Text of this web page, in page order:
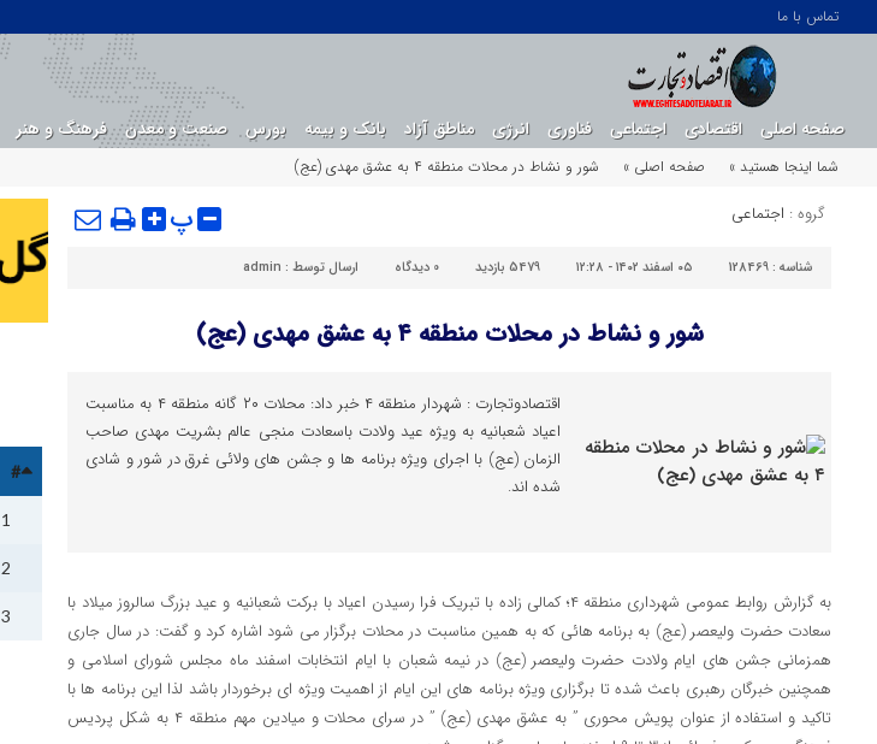
تماس با ما
صفحه اصلی اقتصادی اجتماعی فناوری انرژی مناطق آزاد بانک و بیمه بورس صنعت و معدن فرهنگ و هنر
شما اینجا هستید »
صفحه اصلی » شور و نشاط در محلات منطقه ۴ به عشق مهدی (عج)
گروه : اجتماعی پ
شناسه : 128469 ۰۵ اسفند ۱۴۰۲ - ۱۲:۲۸ 5479 بازدید 0 دیدگاه ارسال توسط : admin
شور و نشاط در محلات منطقه ۴ به عشق مهدی (عج)
اقتصادوتجارت : شهردار منطقه ۴ خبر داد: محلات ۲۰ گانه منطقه ۴ به مناسبت
اعیاد شعبانیه به ویژه عید ولادت باسعادت منجی عالم بشریت مهدی صاحب
الزمان (عج) با اجرای ویژه برنامه ها و جشن های ولائی غرق در شور و شادی
شده اند.
به گزارش روابط عمومی شهرداری منطقه ۴؛ کمالی زاده با تبریک فرا رسیدن اعیاد با برکت شعبانیه و عید بزرگ سالروز میلاد با
سعادت حضرت ولیعصر (عج) به برنامه هائی که به همین مناسبت در محلات برگزار می شود اشاره کرد و گفت: در سال جاری
همزمانی جشن های ایام ولادت حضرت ولیعصر (عج) در نیمه شعبان با ایام انتخابات اسفند ماه مجلس شورای اسلامی و
همچنین خبرگان رهبری باعث شده تا برگزاری ویژه برنامه های این ایام از اهمیت ویژه ای برخوردار باشد لذا این برنامه ها با
تاکید و استفاده از عنوان پویش محوری ” به عشق مهدی (عج) ” در سرای محلات و میادین مهم منطقه ۴ به شکل پردیس
#
1
2
3